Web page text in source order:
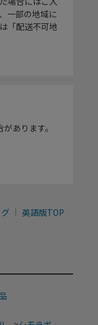
一部の地域に
「配送不可地
あります。
英語版TOP